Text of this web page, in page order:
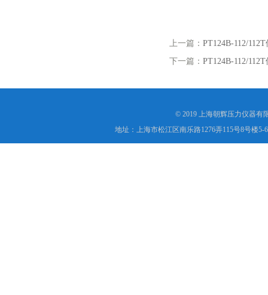
上一篇： PT124B-112/
下一篇： PT124B-112/
© 2019 上海朝辉压力仪器有
地址：上海市松江区南乐路1276弄115号8号楼5-